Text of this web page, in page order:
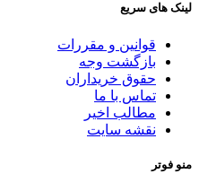
لینک های سریع
قوانین و مقررات
بازگشت وجه
حقوق خریداران
تماس با ما
مطالب اخیر
نقشه سایت
منو فوتر